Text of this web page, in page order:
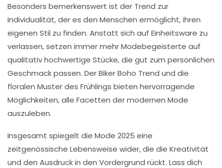
Besonders bemerkenswert ist der Trend zur
Individualität, der es den Menschen ermöglicht, ihren
eigenen Stil zu finden. Anstatt sich auf Einheitsware zu
verlassen, setzen immer mehr Modebegeisterte auf
qualitativ hochwertige Stücke, die gut zum persönlichen
Geschmack passen. DerBiker Boho Trend und die
floralen Muster des Frühlings bieten hervorragende
Möglichkeiten, alle Facetten der modernen Mode
auszuleben.
Insgesamt spiegelt die Mode 2025 eine
zeitgenössische Lebensweise wider, die die Kreativität
und den Ausdruck in den Vordergrund rückt. Lass dich